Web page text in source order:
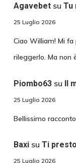
Agavebetsu Tu
25 Luglio 2026
Ciao William! Mi
rileggerlo. Ma non
Piombo63su Il
25 Luglio 2026
Bellissimo
Baxisu Ti
25 Luglio 2026